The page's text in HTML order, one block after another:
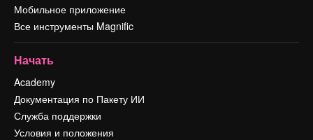
Мобильное приложение
Все инструменты Magnific
Начать
Academy
Документация по Пакету ИИ
Служба поддержки
Условия и положения